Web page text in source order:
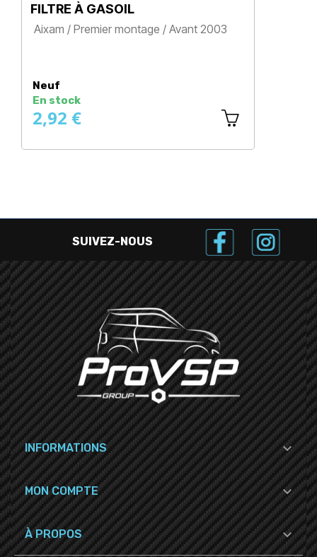
FILTRE À GASOIL
Aixam / Premier montage / Avant 2003
Neuf
En stock
2,92 €
SUIVEZ-NOUS
INFORMATIONS 
MON COMPTE 
À PROPOS 